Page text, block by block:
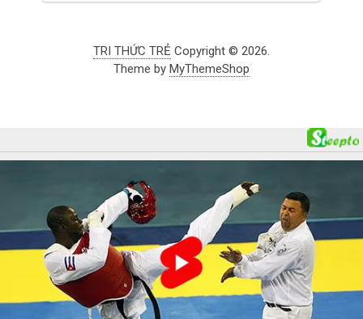
TRI THỨC TRẺ Copyright © 2026.
Theme by MyThemeShop